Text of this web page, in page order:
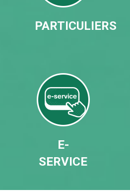
PARTICULIERS
E-
SERVICE